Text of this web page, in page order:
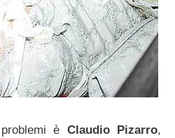
è Claudio Pizarro,